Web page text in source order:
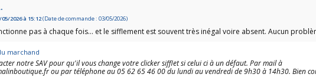
2026 à 15:12(Date de commande : 03/05/2026)
pas à chaque fois... et le sifflement est souvent très inégal voire absent. Aucun
marchand
notre SAV pour qu'il vous change votre clicker sifflet si celui ci à un défaut. Par mail à
ou par téléphone au 05 62 65 46 00 du lundi au vendredi de 9h30 à 14h30. Bien